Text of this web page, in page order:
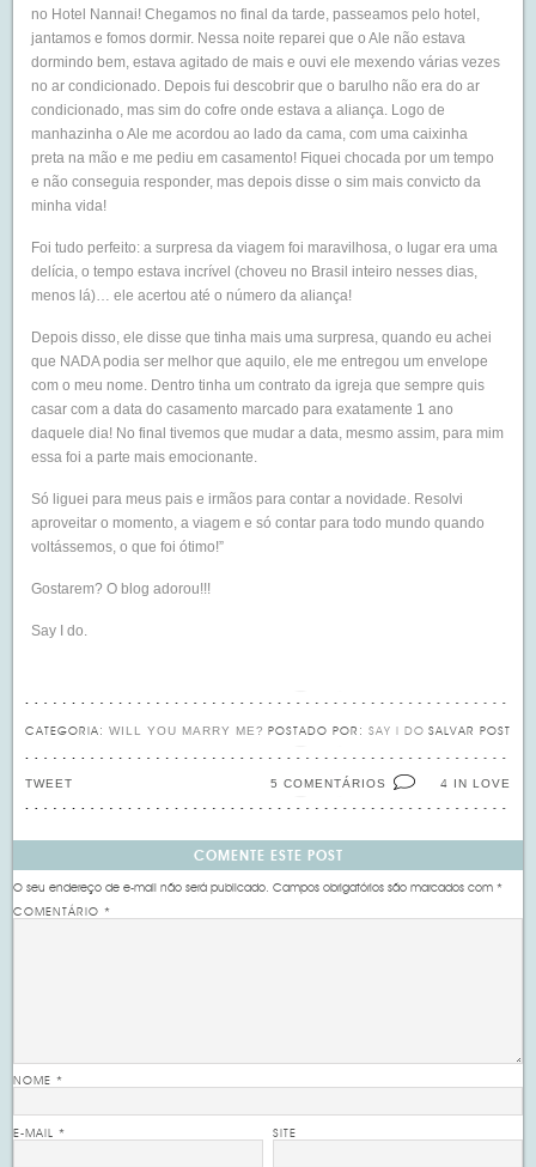
no Hotel Nannai! Chegamos no final da tarde, passeamos pelo hotel,
jantamos e fomos dormir. Nessa noite reparei que o Ale não estava
dormindo bem, estava agitado de mais e ouvi ele mexendo várias vezes
no ar condicionado. Depois fui descobrir que o barulho não era do ar
condicionado, mas sim do cofre onde estava a aliança. Logo de
manhazinha o Ale me acordou ao lado da cama, com uma caixinha
preta na mão e me pediu em casamento! Fiquei chocada por um tempo
e não conseguia responder, mas depois disse o sim mais convicto da
minha vida!
Foi tudo perfeito: a surpresa da viagem foi maravilhosa, o lugar era uma
delícia, o tempo estava incrível (choveu no Brasil inteiro nesses dias,
menos lá)… ele acertou até o número da aliança!
Depois disso, ele disse que tinha mais uma surpresa, quando eu achei
que NADA podia ser melhor que aquilo, ele me entregou um envelope
com o meu nome. Dentro tinha um contrato da igreja que sempre quis
casar com a data do casamento marcado para exatamente 1 ano
daquele dia! No final tivemos que mudar a data, mesmo assim, para mim
essa foi a parte mais emocionante.
Só liguei para meus pais e irmãos para contar a novidade. Resolvi
aproveitar o momento, a viagem e só contar para todo mundo quando
voltássemos, o que foi ótimo!”
Gostarem? O blog adorou!!!
Say I do.
CATEGORIA:WILL YOU MARRY ME? SALVAR POST
POSTADO POR: SAY I DO
4 IN LOVE
5 COMENTÁRIOS
TWEET
COMENTE ESTE POST
O seu endereço de e-mail não será publicado. Campos obrigatórios são marcados com*
COMENTÁRIO*
NOME*
E-MAIL* SITE